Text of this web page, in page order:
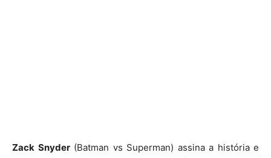
Zack Snyder(Batman vs Superman) assina a história e